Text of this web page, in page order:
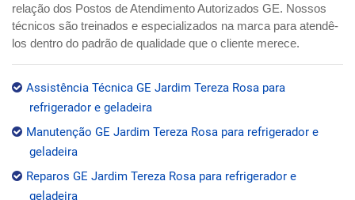
relação dos Postos de Atendimento Autorizados GE. Nossos
técnicos são treinados e especializados na marca para atendê-
los dentro do padrão de qualidade que o cliente merece.
Assistência Técnica GE Jardim Tereza Rosa para
refrigerador e geladeira
Manutenção GE Jardim Tereza Rosa para refrigerador e
geladeira
Reparos GE Jardim Tereza Rosa para refrigerador e
geladeira